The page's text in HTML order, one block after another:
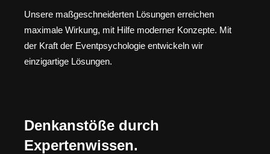
Unsere maßgeschneiderten Lösungen erreichen
maximale Wirkung, mit Hilfe moderner Konzepte. Mit
der Kraft der Eventpsychologie entwickeln wir
einzigartige Lösungen.
Denkanstöße durch
Expertenwissen.